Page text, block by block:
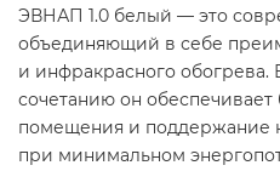
ЭВНАП 1.0 белый — это
объединяющий в себе
и инфракрасного обогрева.
сочетанию он
помещения и поддержание
при минимальном